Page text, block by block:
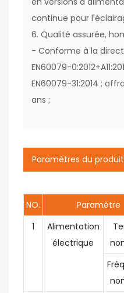
continue pour
6. Qualité assurée,
- Conforme à la
EN60079-
EN60079-31:2014 ;
ans ;
Paramètres du produit
NO. Paramètre
1
Alimentation
électrique